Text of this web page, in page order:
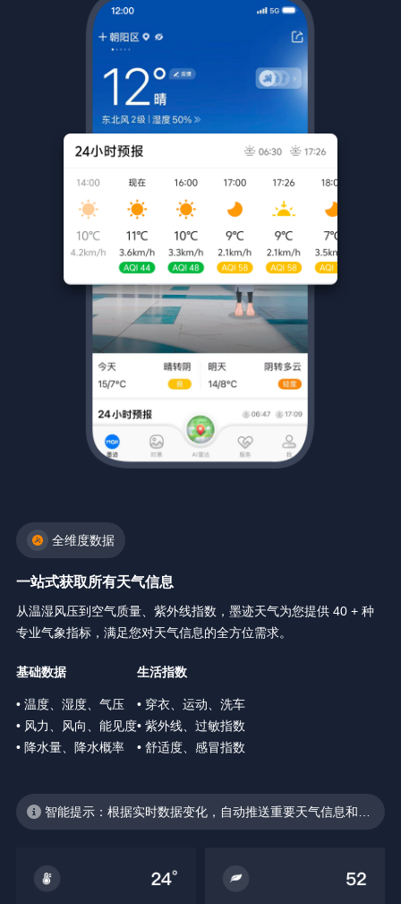
全维度数据
一站式获取所有天气信息
从温湿风压到空气质量、紫外线指数，墨迹天气为您提供 40 + 种
专业气象指标，满足您对天气信息的全方位需求。
基础数据
• 温度、湿度、气压
• 风力、风向、能见度
• 降水量、降水概率
生活指数
• 穿衣、运动、洗车
• 紫外线、过敏指数
• 舒适度、感冒指数
智能提示：根据实时数据变化，自动推送重要天气信息和生